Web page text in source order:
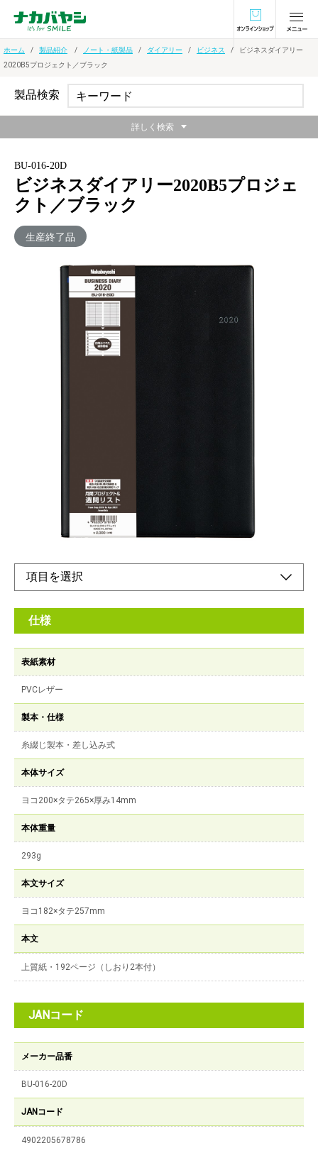
オンラインショ
ホーム 製品紹介 ノート・紙製品 ダイアリー ビジネス
ビジネスダイアリー
2020B5プロジェクト／ブラック
BU-016-20D
ビジネスダイアリー2020B5プロジェ
クト／ブラック
生産終了品
スケジュールをタスク毎に管理できるリスト式。週間には時間軸
もあり便利。大きめB5サイズで書きやすさ抜群。
仕様
表紙素材
PVCレザー
製本・仕様
糸綴じ製本・差し込み式
本体サイズ
ヨコ200×タテ265×厚み14mm
本体重量
293g
本文サイズ
ヨコ182×タテ257mm
本文
上質紙・192ページ（しおり2本付）
JANコード
メーカー品番
BU-016-20D
JANコード
4902205678786
製品検索
詳しく検索